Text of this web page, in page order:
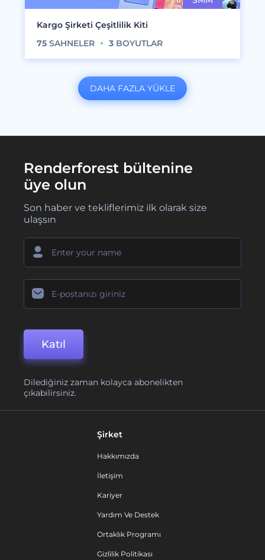
Kargo Şirketi Çeşitlilik Kiti
75 SAHNELER 3 BOYUTLAR
DAHA FAZLA YÜKLE
Renderforest bültenine
üye olun
Son haber ve tekliflerimiz ilk olarak size
ulaşsın
Katıl
Dilediğiniz zaman kolayca abonelikten
çıkabilirsiniz.
Şirket
Hakkımızda
İletişim
Kariyer
Yardım Ve Destek
Ortaklık Programı
Gizlilik Politikası